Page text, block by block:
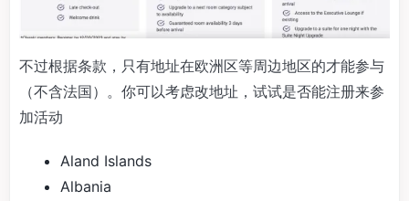
不过根据条款，只有地址在欧洲区等周边地区的才能参与
（不含法国）。你可以考虑改地址，试试是否能注册来参
加活动
Aland Islands
Albania